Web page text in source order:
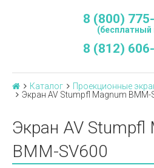
8 (800)
(бесплатный
8 (812)
Каталог Проекционные
Экран AV Stumpfl Magnum BMM-
Экран AV Stumpfl
BMM-SV600